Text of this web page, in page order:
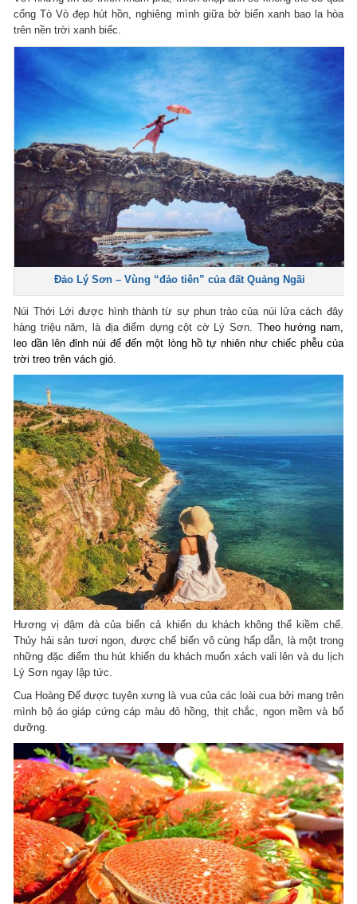
cổng Tò Vò đẹp hút hồn, nghiêng mình giữa bờ biển xanh bao la hòa
trên nền trời xanh biếc.
Đảo Lý Sơn – Vùng “đảo tiên” của đất Quảng Ngãi
Núi Thới Lới được hình thành từ sự phun trào của núi lửa cách đây
hàng triệu năm, là địa điểm dựng cột cờ Lý Sơn. Theo hướng nam,
leo dần lên đỉnh núi để đến một lòng hồ tự nhiên như chiếc phễu của
trời treo trên vách gió.
Hương vị đậm đà của biển cả khiến du khách không thể kiềm chế.
Thủy hải sản tươi ngon, được chế biến vô cùng hấp dẫn, là một trong
những đặc điểm thu hút khiến du khách muốn xách vali lên và du lịch
Lý Sơn ngay lập tức.
Cua Hoàng Đế được tuyên xưng là vua của các loài cua bởi mang trên
mình bộ áo giáp cứng cáp màu đỏ hồng, thịt chắc, ngon mềm và bổ
dưỡng.